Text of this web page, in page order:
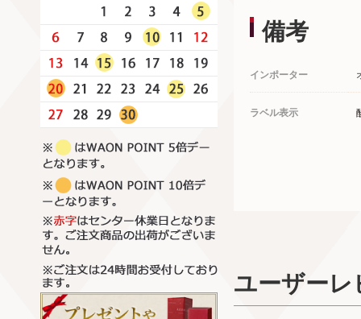
備考
インポーター
ラベル表示
ユーザーレ